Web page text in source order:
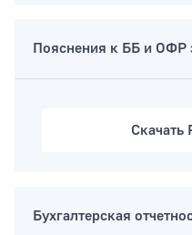
Пояснения к ББ и ОФР
Скачать
Бухгалтерская